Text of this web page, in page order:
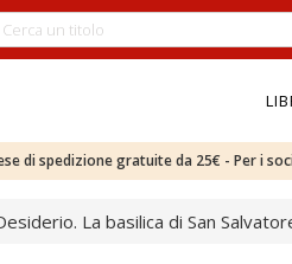
di spedizione gratuite da 25€ - Per i
La basilica di San